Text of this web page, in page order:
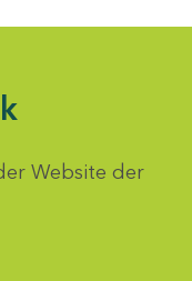
Website der
auswählen